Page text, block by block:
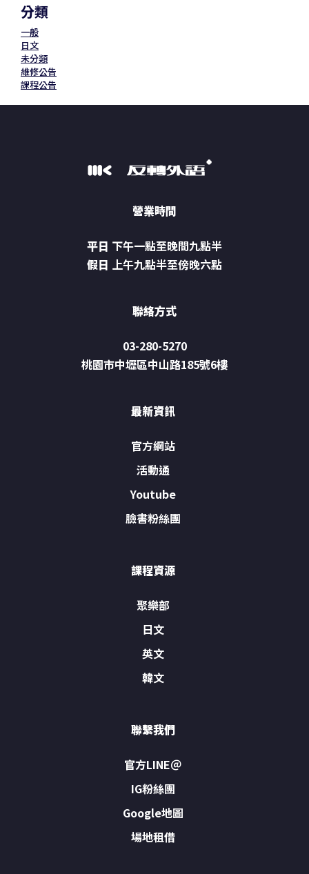
分類
一般
日文
未分類
維修公告
課程公告
營業時間
平日 下午一點至晚間九點半
假日 上午九點半至傍晚六點
聯絡方式
03-280-5270
桃園市中壢區中山路185號6樓
最新資訊
官方網站
活動通
Youtube
臉書粉絲團
課程資源
聚樂部
日文
英文
韓文
聯繫我們
官方LINE＠
IG粉絲團
Google地圖
場地租借